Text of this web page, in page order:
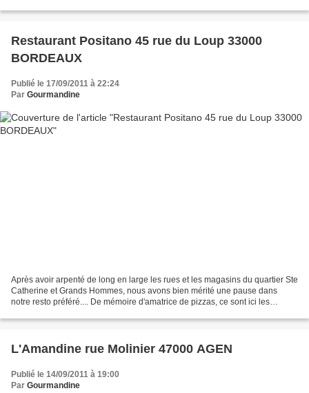
Restaurant Positano 45 rue du Loup 33000
BORDEAUX
Publié le 17/09/2011 à 22:24
Par Gourmandine
Après avoir arpenté de long en large les rues et les magasins du quartier Ste
Catherine et Grands Hommes, nous avons bien mérité une pause dans
notre resto préféré.... De mémoire d'amatrice de pizzas, ce sont ici les
L'Amandine rue Molinier 47000 AGEN
Publié le 14/09/2011 à 19:00
Par Gourmandine